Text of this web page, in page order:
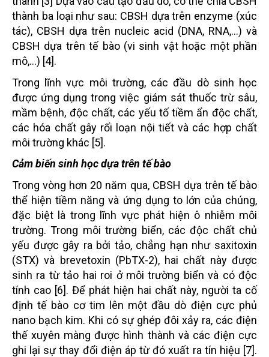
thành ba loại như sau: CBSH dựa trên enzyme (xúc
tác), CBSH dựa trên nucleic acid (DNA, RNA,…) và
CBSH dựa trên tế bào (vi sinh vật hoặc một phần
mô,…) [4].
Trong lĩnh vực môi trường, các đầu dò sinh học
được ứng dụng trong việc giám sát thuốc trừ sâu,
mầm bệnh, độc chất, các yếu tố tiềm ẩn độc chất,
các hóa chất gây rối loạn nội tiết và các hợp chất
môi trường khác [5].
Cảm biến sinh học dựa trên tế bào
Trong vòng hơn 20 năm qua, CBSH dựa trên tế bào
thể hiện tiềm năng và ứng dụng to lớn của chúng,
đặc biệt là trong lĩnh vực phát hiện ô nhiễm môi
trường. Trong môi trường biển, các độc chất chủ
yếu được gây ra bởi tảo, chẳng hạn như saxitoxin
(STX) và brevetoxin (PbTX-2), hai chất này được
sinh ra từ tảo hai roi ở môi trường biển và có độc
tính cao [6]. Để phát hiện hai chất này, người ta cố
định tế bào cơ tim lên một đầu dò điện cực phủ
nano bạch kim. Khi có sự ghép đôi xảy ra, các điện
thế xuyên màng được hình thành và các điện cực
ghi lại sự thay đổi điện áp từ đó xuất ra tín hiệu [7].